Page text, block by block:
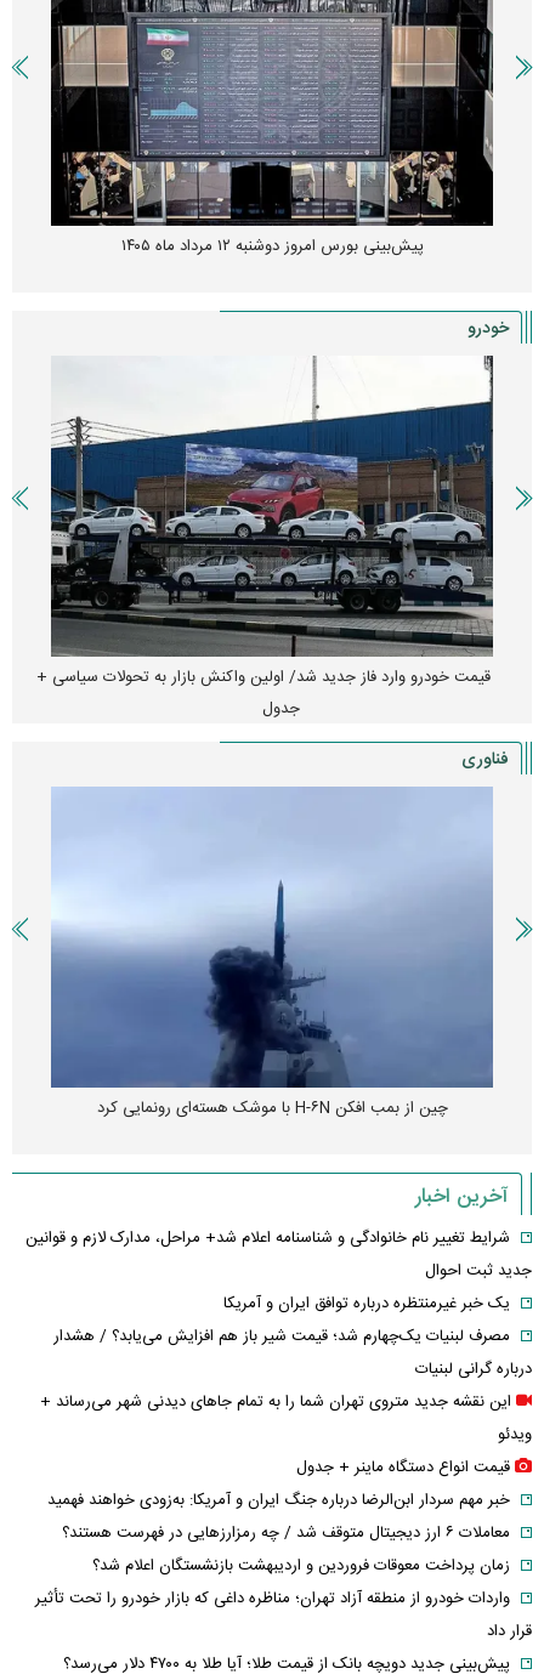
پیش‌بینی بورس امروز دوشنبه ۱۲ مرداد ماه ۱۴۰۵
خودرو
قیمت خودرو وارد فاز جدید شد/ اولین واکنش بازار به تحولات سیاسی +
جدول
فناوری
چین از بمب افکن H-۶N با موشک هسته‌ای رونمایی کرد
آخرین اخبار
شرایط تغییر نام خانوادگی و شناسنامه اعلام شد+ مراحل، مدارک لازم و قوانین
جدید ثبت احوال
یک خبر غیرمنتظره درباره توافق ایران و آمریکا
مصرف لبنیات یک‌چهارم شد؛ قیمت شیر باز هم افزایش می‌یابد؟ / هشدار
درباره گرانی لبنیات
این نقشه جدید متروی تهران شما را به تمام جاهای دیدنی شهر می‌رساند +
ویدئو
قیمت انواع دستگاه ماینر + جدول
خبر مهم سردار ابن‌الرضا درباره جنگ ایران و آمریکا: به‌زودی خواهند فهمید
معاملات ۶ ارز دیجیتال متوقف شد / چه رمزارزهایی در فهرست هستند؟
زمان پرداخت معوقات فروردین و اردیبهشت بازنشستگان اعلام شد؟
واردات خودرو از منطقه آزاد تهران؛ مناظره داغی که بازار خودرو را تحت تأثیر
قرار داد
پیش‌بینی جدید دویچه‌ بانک از قیمت طلا؛ آیا طلا به ۴۷۰۰ دلار می‌رسد؟